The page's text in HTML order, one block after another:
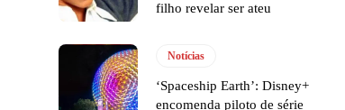
filho revelar ser ateu
Notícias
‘Spaceship Earth’: Disney+
encomenda piloto de série